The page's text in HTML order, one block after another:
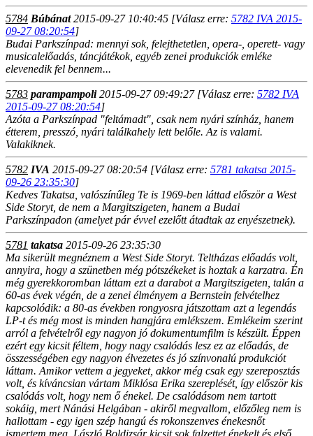
5784 Búbánat 2015-09-27 10:40:45 [Válasz erre: 5782 IVA 2015-
09-27 08:20:54]
Budai Parkszínpad: mennyi sok, felejthetetlen, opera-, operett- vagy
musicalelőadás, táncjátékok, egyéb zenei produkciók emléke
elevenedik fel bennem...
5783 parampampoli 2015-09-27 09:49:27[Válasz erre: 5782 IVA
2015-09-27 08:20:54]
Azóta a Parkszínpad "feltámadt", csak nem nyári színház, hanem
étterem, presszó, nyári találkahely lett belőle. Az is valami.
Valakiknek.
5782 IVA 2015-09-27 08:20:54 [Válasz erre: 5781 takatsa 2015-
09-26 23:35:30]
Kedves Takatsa, valószínűleg Te is 1969-ben láttad először a West
Side Storyt, de nem a Margitszigeten, hanem a Budai
Parkszínpadon (amelyet pár évvel ezelőtt átadtak az enyészetnek).
5781 takatsa 2015-09-26 23:35:30
Ma sikerült megnéznem a West Side Storyt. Teltházas előadás volt,
annyira, hogy a szünetben még pótszékeket is hoztak a karzatra. Én
még gyerekkoromban láttam ezt a darabot a Margitszigeten, talán a
60-as évek végén, de a zenei élményem a Bernstein felvételhez
kapcsolódik: a 80-as években rongyosra játszottam azt a legendás
LP-t és még most is minden hangjára emlékszem. Emlékeim szerint
arról a felvételről egy nagyon jó dokumentumfilm is készült. Éppen
ezért egy kicsit féltem, hogy nagy csalódás lesz ez az előadás, de
összességében egy nagyon élvezetes és jó színvonalú produkciót
láttam. Amikor vettem a jegyeket, akkor még csak egy szereposztás
volt, és kíváncsian vártam Miklósa Erika szereplését, így először kis
csalódás volt, hogy nem ő énekel. De csalódásom nem tartott
sokáig, mert Nánási Helgában - akiről megvallom, előzőleg nem is
hallottam - egy igen szép hangú és rokonszenves énekesnőt
ismertem meg. László Boldizsár kicsit sok falzettet énekelt és első